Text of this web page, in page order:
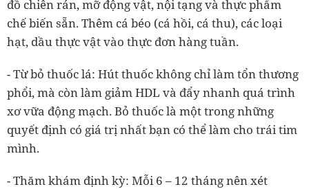
đồ chiên rán, mỡ động vật, nội tạng và thực phẩm
chế biến sẵn. Thêm cá béo (cá hồi, cá thu), các loại
hạt, dầu thực vật vào thực đơn hàng tuần.
- Từ bỏ thuốc lá: Hút thuốc không chỉ làm tổn thương
phổi, mà còn làm giảm HDL và đẩy nhanh quá trình
xơ vữa động mạch. Bỏ thuốc là một trong những
quyết định có giá trị nhất bạn có thể làm cho trái tim
mình.
- Thăm khám định kỳ: Mỗi 6 – 12 tháng nên xét